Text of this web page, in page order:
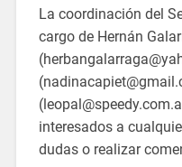
La coordinación del
cargo de Hernán
interesados a
dudas o realizar